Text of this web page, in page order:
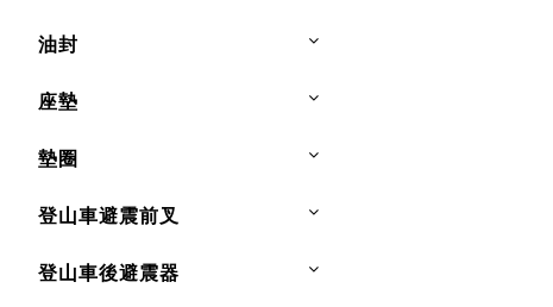
油封
座墊
墊圈
登山車避震前叉
登山車後避震器